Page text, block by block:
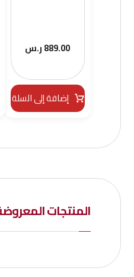
889.00ر.س
إضافة إلى السلة
المنتجات